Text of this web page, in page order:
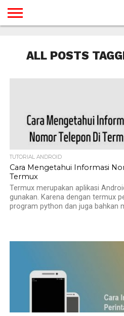
GAMES
DESAIN
ANDROID
IOS
YOUTUBE
INTERNET
WINDOWS
LINUX
MACINTOSH
MESSENGER
BLOGSPOT
WORDPRESS
PEMROGRAMAN
SEO
WEB
SERVER
ALL POSTS
TUTORIAL ANDROID
Cara Mengetahui Informasi
Termux
Termux merupakan aplikasi
gunakan. Karena dengan termux
program python dan juga bahkan